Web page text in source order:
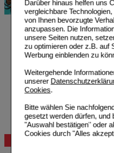
Darüber hinaus helfen uns
vergleichbare
von Ihnen bevorzugte
anzupassen. Die
unsere Seiten nutzen,
zu optimieren oder z.B. auf
Werbung einblenden zu
Weitergehende
unserer
Cookies.
Bitte wählen Sie
gesetzt werden dürfen, und
"Auswahl bestätigen" oder
Cookies durch "Alles